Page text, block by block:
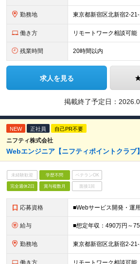
勤務地
働き方 リモートワーク相談可能
残業時間 20時間以内
求人を見る
掲載終了予定日：
NEW 正社員 自己PR不要
ニフティ株式会社
Webエンジニア【ニフティポイントクラブ】
未経験歓迎 学歴不問 ベテランOK
完全週休2日 賞与複数月 面接1回
応募資格
給与
勤務地
働き方 リモートワーク相談可能